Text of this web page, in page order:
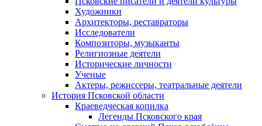
Художники
Архитекторы, реставраторы
Исследователи
Композиторы, музыканты
Религиозные деятели
Исторические личности
Ученые
Актеры, режиссеры, театральные деятели
История Псковской области
Краеведческая копилка
Легенды Псковского края